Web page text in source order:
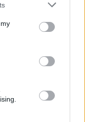
με βοήθησε.
βελτίωση
όπως η
και βοήθησε
Η
βρισκόταν